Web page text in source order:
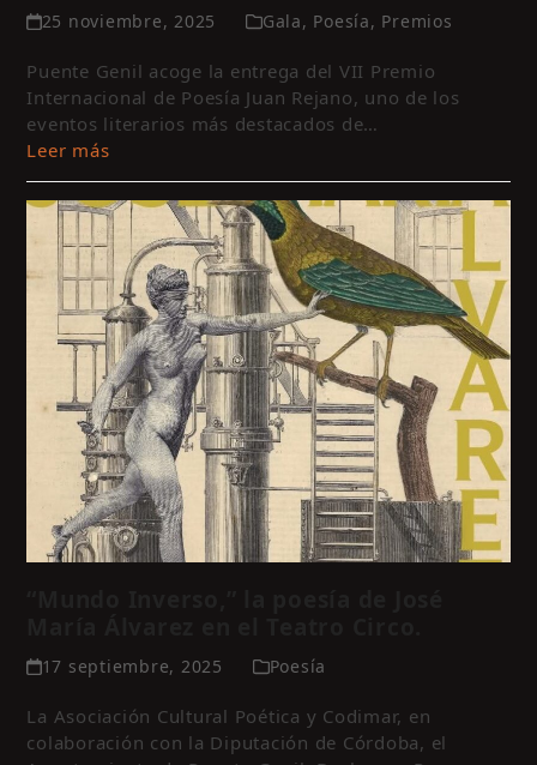
25 noviembre, 2025 Gala, Poesía, Premios
Puente Genil acoge la entrega del VII Premio
Internacional de Poesía Juan Rejano, uno de los
eventos literarios más destacados de…
Leer más
17 septiembre, 2025 Poesía
La Asociación Cultural Poética y Codimar, en
colaboración con la Diputación de Córdoba, el